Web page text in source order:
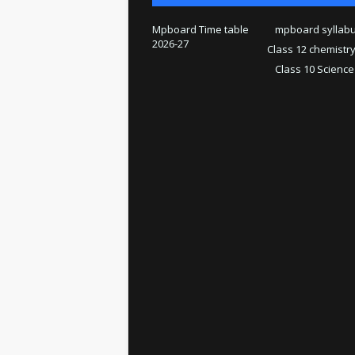
Mpboard Time table
2026-27
mpboard
Class 12 chemistry
Class 10 Science